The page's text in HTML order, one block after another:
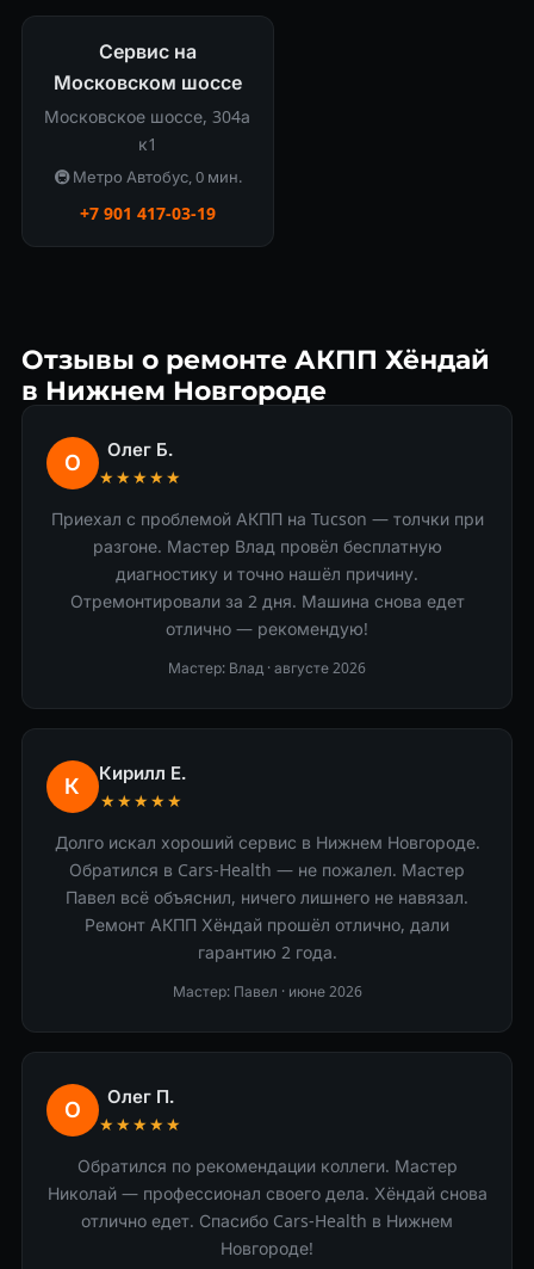
Сервис на
Московском шоссе
Московское шоссе, 304а
к1
🚇 Метро Автобус, 0 мин.
+7 901 417-03-19
Отзывы о ремонте АКПП Хёндай
в Нижнем Новгороде
О Олег Б.
★★★★★
Приехал с проблемой АКПП на Tucson — толчки при
разгоне. Мастер Влад провёл бесплатную
диагностику и точно нашёл причину.
Отремонтировали за 2 дня. Машина снова едет
отлично — рекомендую!
Мастер: Влад ·августе 2026
К Кирилл Е.
★★★★★
Долго искал хороший сервис в Нижнем Новгороде.
Обратился в Cars-Health — не пожалел. Мастер
Павел всё объяснил, ничего лишнего не навязал.
Ремонт АКПП Хёндай прошёл отлично, дали
гарантию 2 года.
Мастер: Павел · июне 2026
О Олег П.
★★★★★
Обратился по рекомендации коллеги. Мастер
Николай — профессионал своего дела. Хёндай снова
отлично едет. Спасибо Cars-Health в Нижнем
Новгороде!